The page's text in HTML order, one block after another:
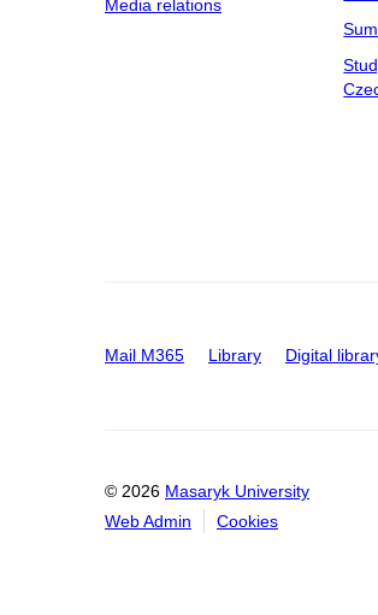
Media relations
Mail M365 Library Digital
© 2026 Masaryk University
Web Admin
Cookies